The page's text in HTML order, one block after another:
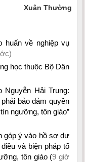
Xuân Thường
huấn về nghiệp vụ
học thuộc Bộ Dân
Hải Trung:
bảo đảm quyền
ngưỡng, tôn giáo”
góp ý vào hồ sơ dự
và biện pháp tổ
tôn giáo (9 giờ